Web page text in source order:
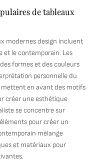
de tableaux
modernes design incluent
et le contemporain. Les
formes et des couleurs
personnelle du
en avant des motifs
créer une esthétique
se concentre sur
pour créer un
mélange
et matériaux pour